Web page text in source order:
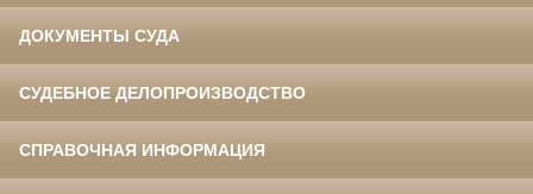
ДОКУМЕНТЫ СУДА
СУДЕБНОЕ ДЕЛОПРОИЗВОДСТВО
СПРАВОЧНАЯ ИНФОРМАЦИЯ